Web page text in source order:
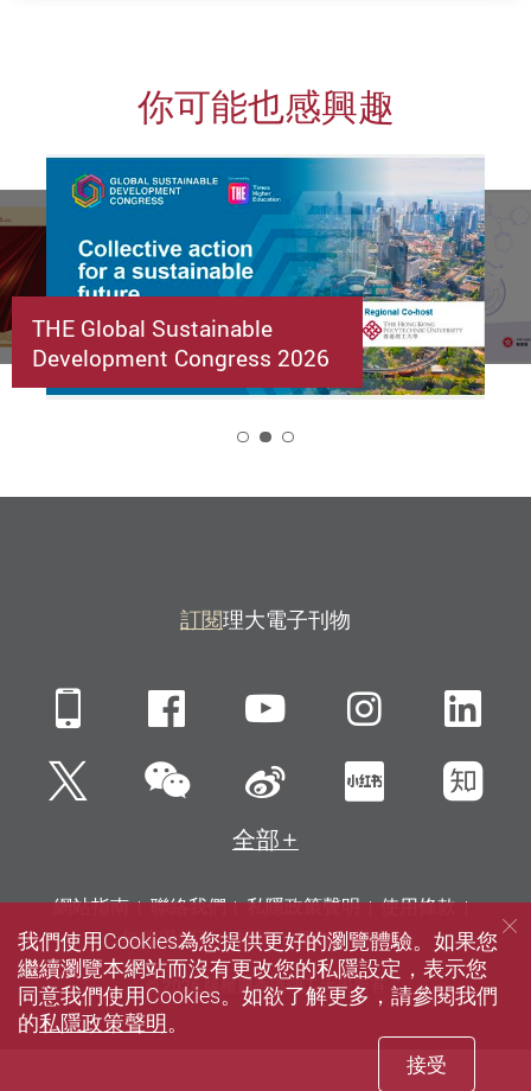
你可能也感興趣
THE Global Sustainable
Development Congress 2026
訂閱理大電子刊物
Mobile FacebookYouTube
Twitter微信 新浪微博小紅書知
全部
網站指南 聯絡我們 私隱政策聲明
使用條款
無障礙網頁
招聘 傳媒 圖書館
© 2026 版權屬香港理工大學所有
我們使用Cookies為您提供更好的瀏覽體驗。如果您
繼續瀏覽本網站而沒有更改您的私隱設定，表示您
同意我們使用Cookies。如欲了解更多，請參閱我們
的私隱政策聲明。
接受